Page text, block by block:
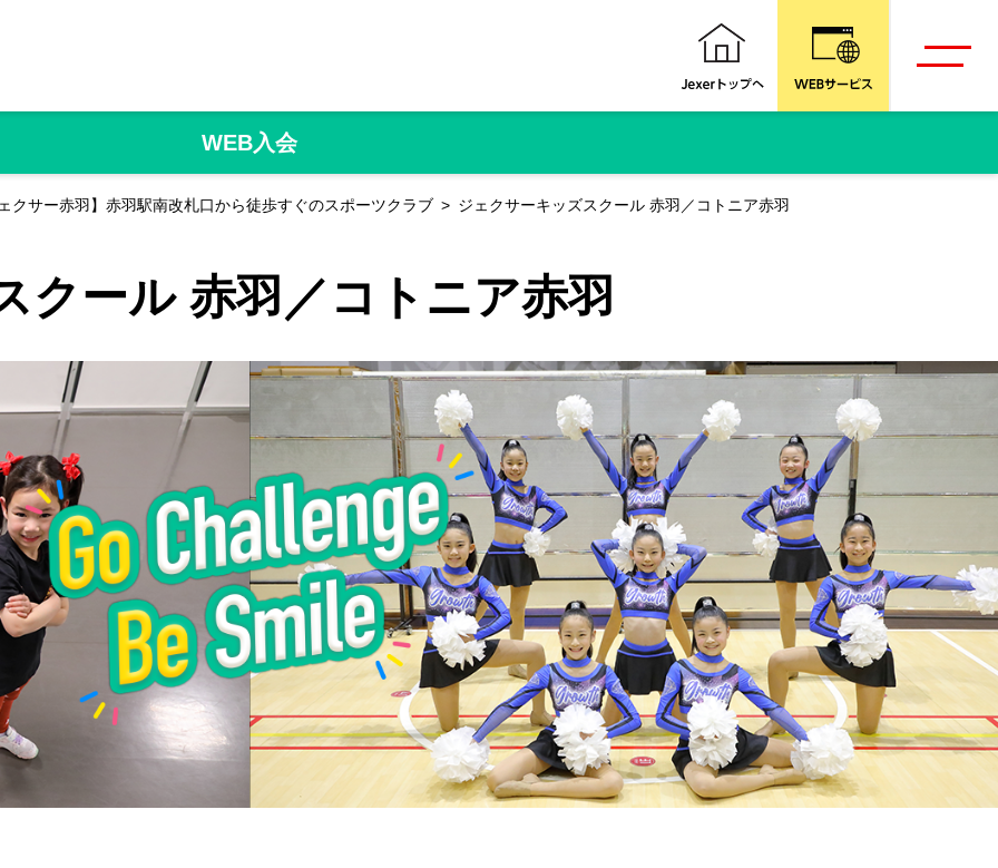
WEB入会
クサー赤羽】赤羽駅南改札口から徒歩すぐのスポーツクラブ ジェクサーキッズスクール 赤羽／コトニア赤羽
クール 赤羽／コトニア赤羽